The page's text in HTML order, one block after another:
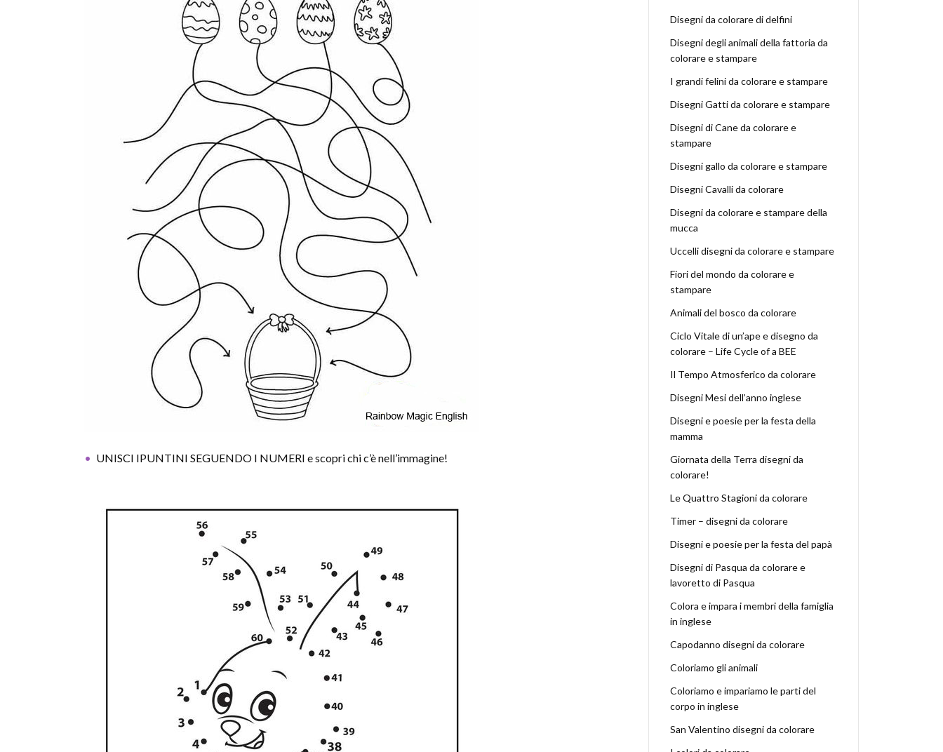
UNISCI IPUNTINI SEGUENDO I NUMERI e scopri chi c’è nell’immagine!
Disegni da colorare di delfini
Disegni degli animali della fattoria da
colorare e stampare
I grandi felini da colorare e stampare
Disegni Gatti da colorare e stampare
Disegni di Cane da colorare e
stampare
Disegni gallo da colorare e stampare
Disegni Cavalli da colorare
Disegni da colorare e stampare della
mucca
Uccelli disegni da colorare e stampare
Fiori del mondo da colorare e
stampare
Animali del bosco da colorare
Ciclo Vitale di un’ape e disegno da
colorare – Life Cycle of a BEE
Il Tempo Atmosferico da colorare
Disegni Mesi dell’anno inglese
Disegni e poesie per la festa della
mamma
Giornata della Terra disegni da
colorare!
Le Quattro Stagioni da colorare
Timer – disegni da colorare
Disegni e poesie per la festa del papà
Disegni di Pasqua da colorare e
lavoretto di Pasqua
Colora e impara i membri della famiglia
in inglese
Capodanno disegni da colorare
Coloriamo gli animali
Coloriamo e impariamo le parti del
corpo in inglese
San Valentino disegni da colorare